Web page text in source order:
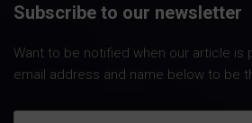
Subscribe to our newsletter
Want to be notified when our article is
email address and name below to be